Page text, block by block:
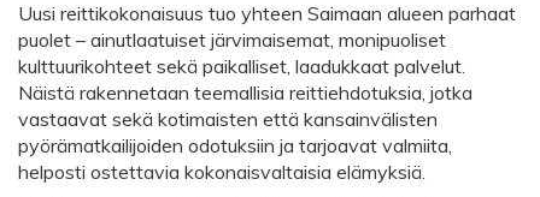
Uusi reittikokonaisuus tuo yhteen Saimaan alueen parhaat
puolet – ainutlaatuiset järvimaisemat, monipuoliset
kulttuurikohteet sekä paikalliset, laadukkaat palvelut.
Näistä rakennetaan teemallisia reittiehdotuksia, jotka
vastaavat sekä kotimaisten että kansainvälisten
pyörämatkailijoiden odotuksiin ja tarjoavat valmiita,
helposti ostettavia kokonaisvaltaisia elämyksiä.